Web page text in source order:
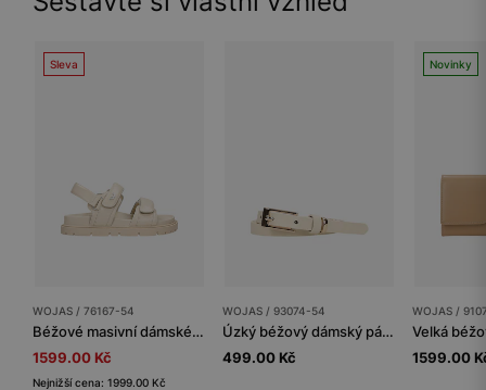
Sleva
WOJAS / 76167-54
Béžové masivní dámské sandály z lícové kůže
1599.00 Kč
Nejnižší cena: 1999.00 Kč
WOJAS / 93074-54
Úzký béžový dámský pásek se zlatou přezkou
499.00 Kč
Novinky
WOJAS /
1599.00